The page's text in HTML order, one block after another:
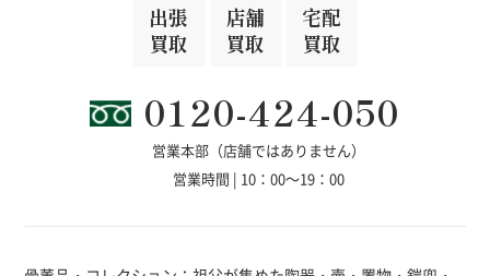
出張
買取
店舗
買取
宅配
買取
0120-424-050
営業本部（店舗ではありません）
営業時間 | 10：00～19：00